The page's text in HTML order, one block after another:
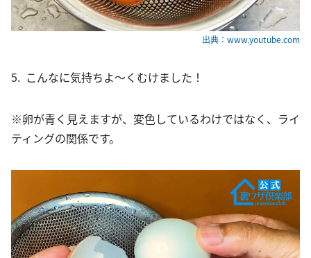
出典：www.youtube.com
5. こんなに気持ちよ〜くむけました！
※卵が青く見えますが、変色しているわけではなく、ライ
ティングの関係です。